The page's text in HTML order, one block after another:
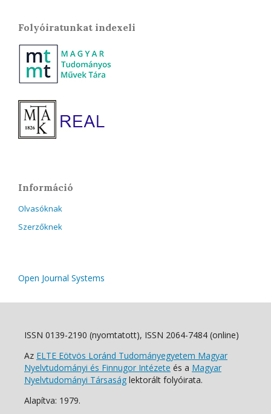
Folyóiratunkat indexeli
Információ
Olvasóknak
Szerzőknek
Open Journal Systems
ISSN 0139-2190 (nyomtatott), ISSN 2064-7484 (online)
Az ELTE Eötvös Loránd Tudományegyetem Magyar
Nyelvtudományi és Finnugor Intézete és a Magyar
Nyelvtudományi Társaság lektorált folyóirata.
Alapítva: 1979.